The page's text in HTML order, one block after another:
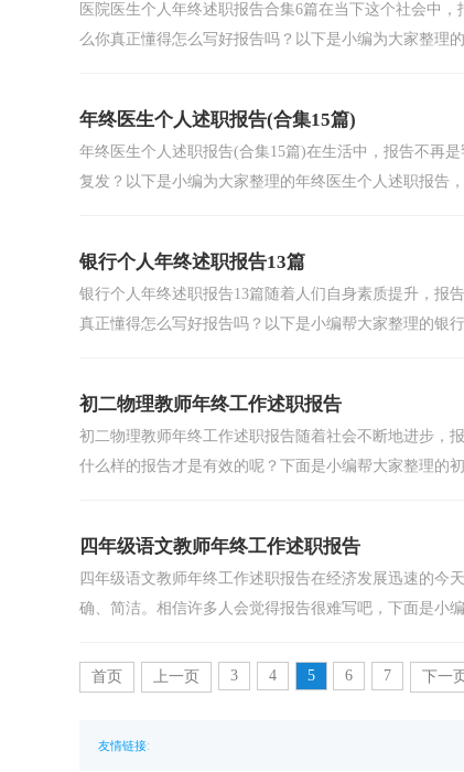
医院医生个人年终述职报告合集6篇在当下这个社会中
么你真正懂得怎么写好报告吗？以下是小编为大家整理
年终医生个人述职报告(合集15篇)
年终医生个人述职报告(合集15篇)在生活中，报告不再
复发？以下是小编为大家整理的年终医生个人述职报告
银行个人年终述职报告13篇
银行个人年终述职报告13篇随着人们自身素质提升，报
真正懂得怎么写好报告吗？以下是小编帮大家整理的银
初二物理教师年终工作述职报告
初二物理教师年终工作述职报告随着社会不断地进步，
什么样的报告才是有效的呢？下面是小编帮大家整理的
四年级语文教师年终工作述职报告
四年级语文教师年终工作述职报告在经济发展迅速的今
确、简洁。相信许多人会觉得报告很难写吧，下面是小
首页 上一页 3 4 5 6 7 下一页
友情链接: